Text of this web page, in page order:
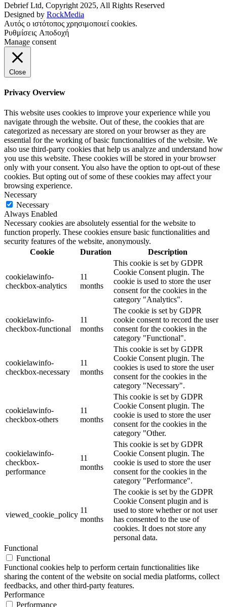
Debrief Ltd, ​Copyright ​2025​,​ All Rights Reserved
Designed by RockMedia
Αυτός ο ιστότοπος χρησιμοποιεί cookies.
Ρυθμίσεις Αποδοχή
Manage consent
Close
Privacy Overview
This website uses cookies to improve your experience while you
navigate through the website. Out of these, the cookies that are
categorized as necessary are stored on your browser as they are
essential for the working of basic functionalities of the website. We
also use third-party cookies that help us analyze and understand how
you use this website. These cookies will be stored in your browser
only with your consent. You also have the option to opt-out of these
cookies. But opting out of some of these cookies may affect your
browsing experience.
Necessary
Necessary
Always Enabled
Necessary cookies are absolutely essential for the website to
function properly. These cookies ensure basic functionalities and
security features of the website, anonymously.
Cookie
Duration Description
cookielawinfo-
checkbox-analytics
11
months
This cookie is set by GDPR
Cookie Consent plugin. The
cookie is used to store the user
consent for the cookies in the
category "Analytics".
cookielawinfo-
checkbox-functional
11
months
The cookie is set by GDPR
cookie consent to record the user
consent for the cookies in the
category "Functional".
cookielawinfo-
checkbox-necessary
11
months
This cookie is set by GDPR
Cookie Consent plugin. The
cookies is used to store the user
consent for the cookies in the
category "Necessary".
cookielawinfo-
checkbox-others
11
months
This cookie is set by GDPR
Cookie Consent plugin. The
cookie is used to store the user
consent for the cookies in the
category "Other.
cookielawinfo-
checkbox-
performance
11
months
This cookie is set by GDPR
Cookie Consent plugin. The
cookie is used to store the user
consent for the cookies in the
category "Performance".
viewed_cookie_policy
11
months
The cookie is set by the GDPR
Cookie Consent plugin and is
used to store whether or not user
has consented to the use of
cookies. It does not store any
personal data.
Functional
Functional
Functional cookies help to perform certain functionalities like
sharing the content of the website on social media platforms, collect
feedbacks, and other third-party features.
Performance
Performance